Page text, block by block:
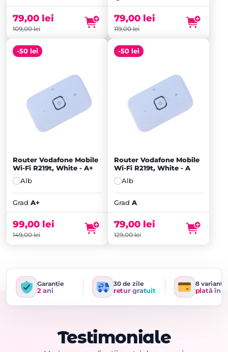
109,00lei
fost:
109,00 lei.
79,00 lei
este:
79,00 lei.
119,00lei
79,00 lei
-50 lei
Router Vodafone Mobile
Wi-Fi R219t, White - A+
Alb
Grad A+
149,00lei
inițial
fost:
149,00 lei.
99,00 lei
Prețul
este:
99,00 lei.
-50 lei
Router Vodafone Mobile
Wi-Fi R219t, White - A
Alb
Grad A
129,00lei
inițial
fost:
129,00 lei.
79,00 lei
Prețul
este:
79,00 lei.
Garanție
2 ani
30 de zile
retur gratuit
8 variante
plată în
Testimoniale